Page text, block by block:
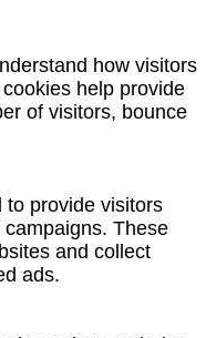
how visitors
help provide
of visitors, bounce
to provide visitors
These
and collect
ads.